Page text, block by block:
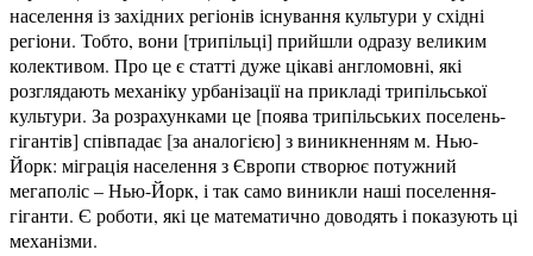
населення із західних регіонів існування культури у східні
регіони. Тобто, вони [трипільці] прийшли одразу великим
колективом. Про це є статті дуже цікаві англомовні, які
розглядають механіку урбанізації на прикладі трипільської
культури. За розрахунками це [поява трипільських поселень-
гігантів] співпадає [за аналогією] з виникненням м. Нью-
Йорк: міграція населення з Європи створює потужний
мегаполіс – Нью-Йорк, і так само виникли наші поселення-
гіганти. Є роботи, які це математично доводять і показують ці
механізми.